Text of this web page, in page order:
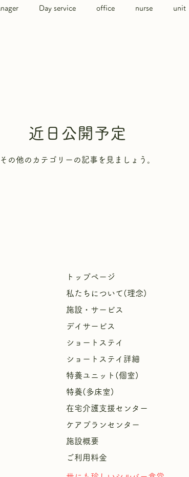
Day service office nurse unit
近日公開予定
その他のカテゴリーの記事を見ましょう。
トップページ
私たちについて(理念)
施設・サービス
デイサービス
ショートステイ
ショートステイ詳細
特養ユニット(個室)
特養(多床室)
​在宅介護支援センター
ケアプランセンター
施設概要
ご利用料金